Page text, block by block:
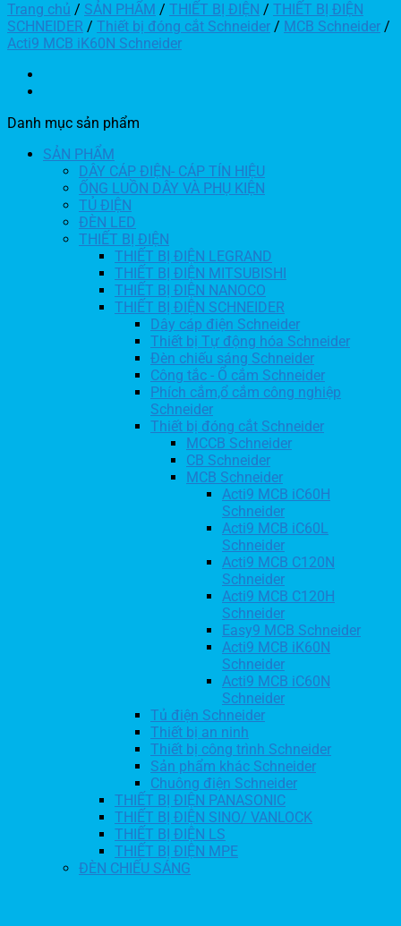
Trang chủ / SẢN PHẨM / THIẾT BỊ ĐIỆN / THIẾT BỊ ĐIỆN
SCHNEIDER / Thiết bị đóng cắt Schneider / MCB Schneider /
Acti9 MCB iK60N Schneider
Danh mục sản phẩm
SẢN PHẨM
DÂY CÁP ĐIỆN- CÁP TÍN HIỆU
ỐNG LUỒN DÂY VÀ PHỤ KIỆN
TỦ ĐIỆN
ĐÈN LED
THIẾT BỊ ĐIỆN
THIẾT BỊ ĐIỆN LEGRAND
THIẾT BỊ ĐIỆN MITSUBISHI
THIẾT BỊ ĐIỆN NANOCO
THIẾT BỊ ĐIỆN SCHNEIDER
Dây cáp điện Schneider
Thiết bị Tự động hóa Schneider
Đèn chiếu sáng Schneider
Công tắc - Ổ cắm Schneider
Phích cắm,ổ cắm công nghiệp
Schneider
Thiết bị đóng cắt Schneider
MCCB Schneider
CB Schneider
MCB Schneider
Acti9 MCB iC60H
Schneider
Acti9 MCB iC60L
Schneider
Acti9 MCB C120N
Schneider
Acti9 MCB C120H
Schneider
Easy9 MCB Schneider
Acti9 MCB iK60N
Schneider
Acti9 MCB iC60N
Schneider
Tủ điện Schneider
Thiết bị an ninh
Thiết bị công trình Schneider
Sản phẩm khác Schneider
Chuông điện Schneider
THIẾT BỊ ĐIỆN PANASONIC
THIẾT BỊ ĐIỆN SINO/ VANLOCK
THIẾT BỊ ĐIỆN LS
THIẾT BỊ ĐIỆN MPE
ĐÈN CHIẾU SÁNG